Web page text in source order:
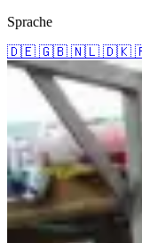
Sprache
🇩🇪 🇬🇧 🇳🇱 🇩🇰